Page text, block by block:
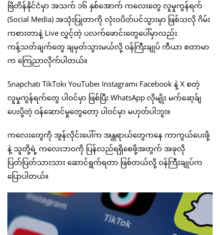
ဗြိတိန်နိုင်ငံမှာ အသက် ၁၆ နှစ်အောက် ကလေးတွေ လူမှုကွန်ရက်
(Social Media) အသုံးပြုတာကို လုံးဝပိတ်ပင်သွားမှာ ဖြစ်သလို ဂိမ်း
ကစားတာနဲ့ Live လွှင့်တဲ့ ပလက်ဖောင်းတွေပေါ်မှာလည်း
ကန့်သတ်ချက်တွေ ချမှတ်သွားမယ်လို့ ဝန်ကြီးချုပ် ကီယာ စတာမာ
က ကြေညာလိုက်ပါတယ်။
Snapchat၊ TikTok၊ YouTube၊ Instagram၊ Facebook နဲ့ X စတဲ့
လူမှုကွန်ရက်တွေ ပါဝင်မှာ ဖြစ်ပြီး WhatsApp လိုမျိုး မက်ဆေ့ခ်ျ
ပေးပို့တဲ့ ဝန်ဆောင်မှုတွေတော့ ပါဝင်မှာ မဟုတ်ပါဘူး။
ကလေးတွေကို အွန်လိုင်းပေါ်က အန္တရာယ်တွေကနေ ကာကွယ်ပေးဖို့
နဲ့ သူတို့ရဲ့ ကလေးဘဝကို ပြန်လည်ရရှိစေဖို့အတွက် အခုလို
ပြတ်ပြတ်သားသား ဆောင်ရွက်ရတာ ဖြစ်တယ်လို့ ဝန်ကြီးချုပ်က
ပြောပါတယ်။